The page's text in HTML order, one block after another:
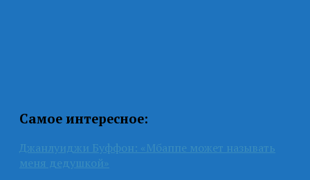
Самое интересное:
Джанлуиджи Буффон: «Мбаппе может называть
меня дедушкой»